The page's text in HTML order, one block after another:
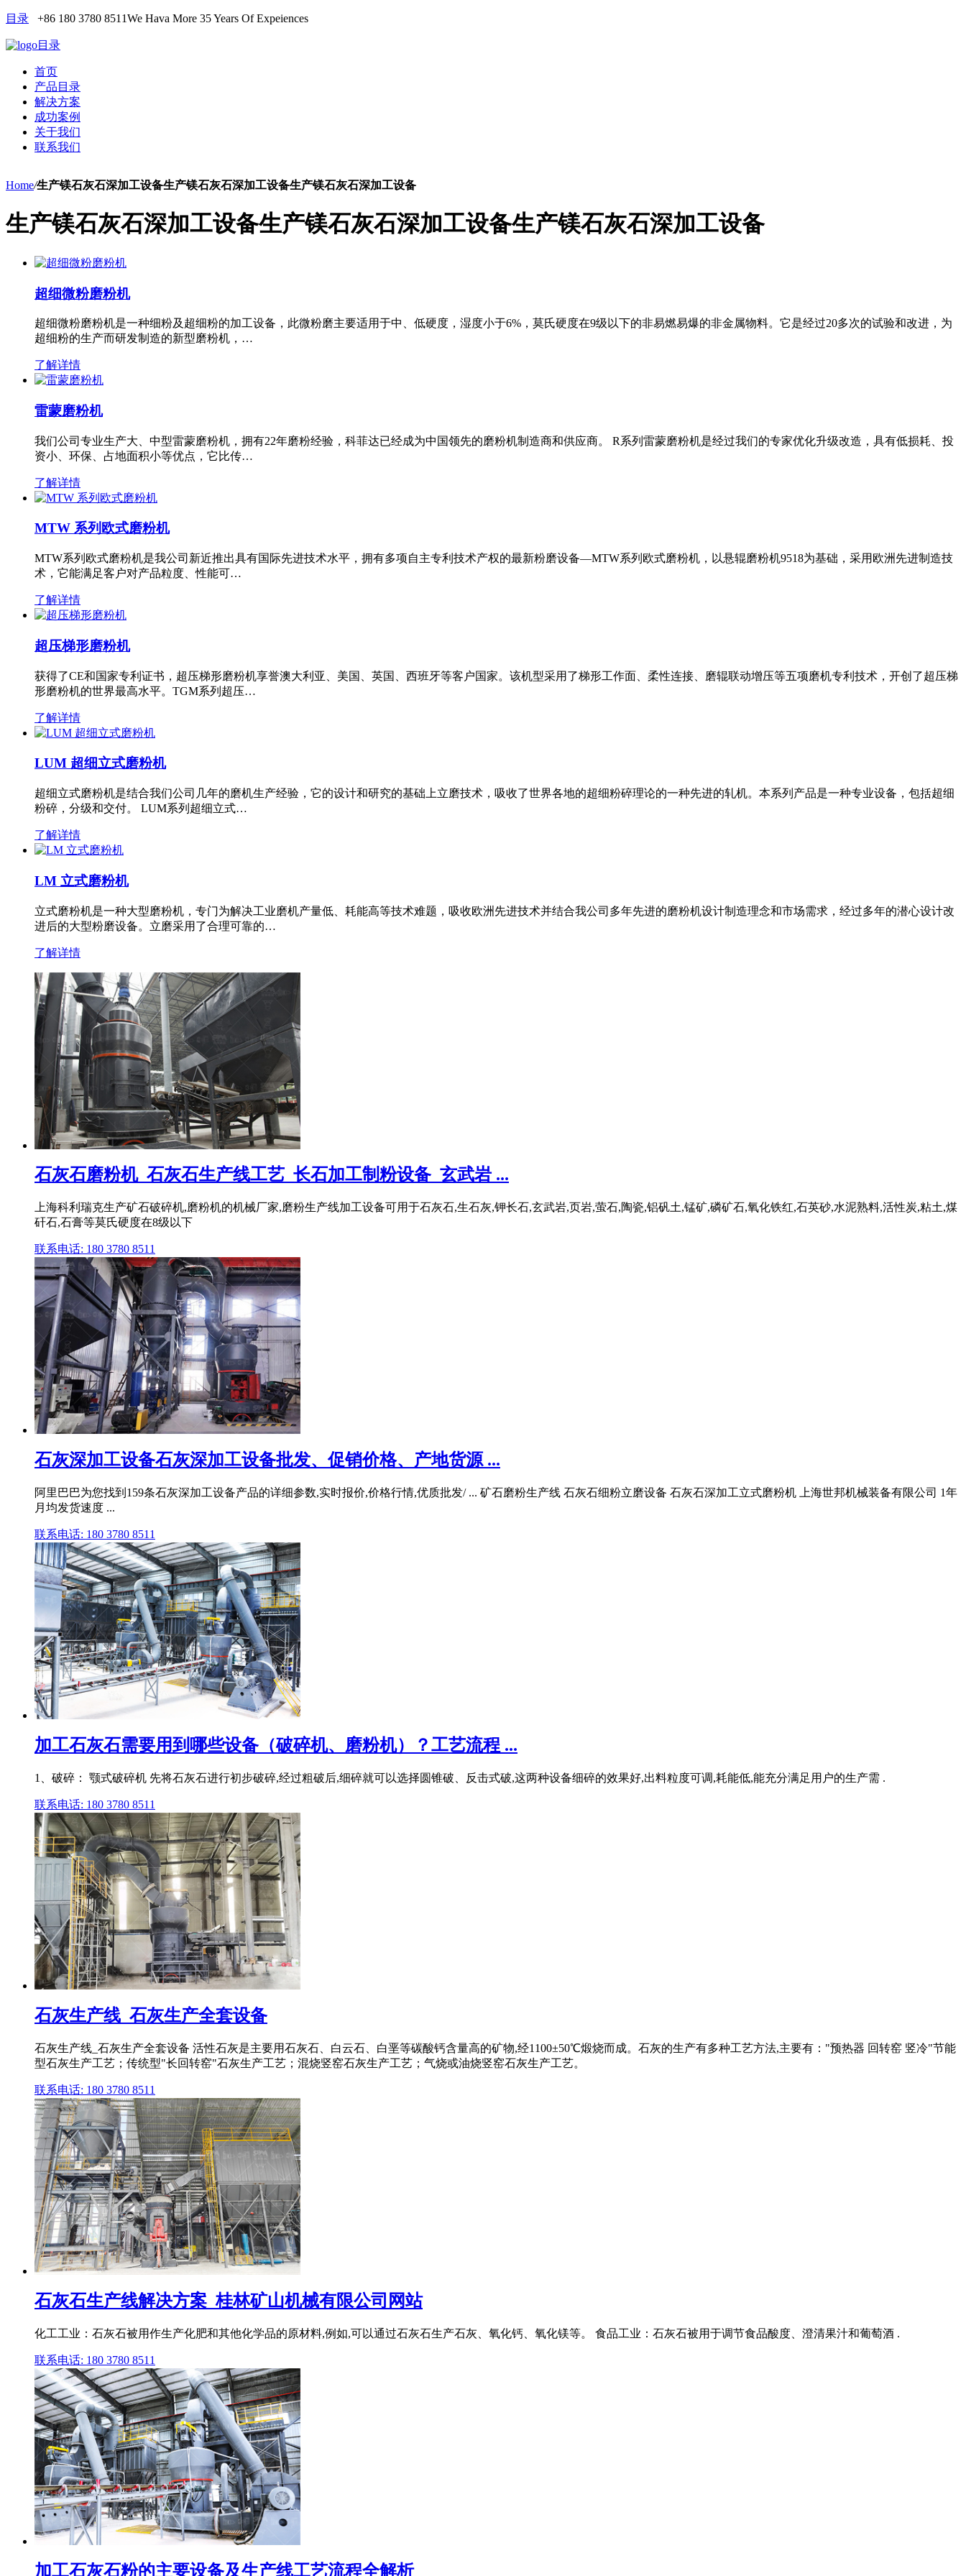
目录 +86 180 3780 8511We Hava More 35 Years Of Expeiences
目录
首页
产品目录
解决方案
成功案例
关于我们
联系我们
Home/生产镁石灰石深加工设备生产镁石灰石深加工设备生产镁石灰石深加工设备
生产镁石灰石深加工设备生产镁石灰石深加工设备生产镁石灰石深加工设备
超细微粉磨粉机
超细微粉磨粉机是一种细粉及超细粉的加工设备，此微粉磨主要适用于中、低硬度，湿度小于6%，莫氏硬度在9级以下的非易燃易爆的非金属物料。它是经过20多次的试验和改进，为
超细粉的生产而研发制造的新型磨粉机，…
了解详情
雷蒙磨粉机
我们公司专业生产大、中型雷蒙磨粉机，拥有22年磨粉经验，科菲达已经成为中国领先的磨粉机制造商和供应商。 R系列雷蒙磨粉机是经过我们的专家优化升级改造，具有低损耗、投
资小、环保、占地面积小等优点，它比传…
了解详情
MTW 系列欧式磨粉机
MTW系列欧式磨粉机是我公司新近推出具有国际先进技术水平，拥有多项自主专利技术产权的最新粉磨设备—MTW系列欧式磨粉机，以悬辊磨粉机9518为基础，采用欧洲先进制造技
术，它能满足客户对产品粒度、性能可…
了解详情
超压梯形磨粉机
获得了CE和国家专利证书，超压梯形磨粉机享誉澳大利亚、美国、英国、西班牙等客户国家。该机型采用了梯形工作面、柔性连接、磨辊联动增压等五项磨机专利技术，开创了超压梯
形磨粉机的世界最高水平。TGM系列超压…
了解详情
LUM 超细立式磨粉机
超细立式磨粉机是结合我们公司几年的磨机生产经验，它的设计和研究的基础上立磨技术，吸收了世界各地的超细粉碎理论的一种先进的轧机。本系列产品是一种专业设备，包括超细
粉碎，分级和交付。 LUM系列超细立式…
了解详情
LM 立式磨粉机
立式磨粉机是一种大型磨粉机，专门为解决工业磨机产量低、耗能高等技术难题，吸收欧洲先进技术并结合我公司多年先进的磨粉机设计制造理念和市场需求，经过多年的潜心设计改
进后的大型粉磨设备。立磨采用了合理可靠的…
了解详情
石灰石磨粉机_石灰石生产线工艺_长石加工制粉设备_玄武岩 ...
上海科利瑞克生产矿石破碎机,磨粉机的机械厂家,磨粉生产线加工设备可用于石灰石,生石灰,钾长石,玄武岩,页岩,萤石,陶瓷,铝矾土,锰矿,磷矿石,氧化铁红,石英砂,水泥熟料,活性炭,粘土,煤
矸石,石膏等莫氏硬度在8级以下
联系电话: 180 3780 8511
石灰深加工设备石灰深加工设备批发、促销价格、产地货源 ...
阿里巴巴为您找到159条石灰深加工设备产品的详细参数,实时报价,价格行情,优质批发/ ... 矿石磨粉生产线 石灰石细粉立磨设备 石灰石深加工立式磨粉机 上海世邦机械装备有限公司 1年
月均发货速度 ...
联系电话: 180 3780 8511
加工石灰石需要用到哪些设备（破碎机、磨粉机）？工艺流程 ...
1、破碎： 颚式破碎机 先将石灰石进行初步破碎,经过粗破后,细碎就可以选择圆锥破、反击式破,这两种设备细碎的效果好,出料粒度可调,耗能低,能充分满足用户的生产需 .
联系电话: 180 3780 8511
石灰生产线_石灰生产全套设备
石灰生产线_石灰生产全套设备 活性石灰是主要用石灰石、白云石、白垩等碳酸钙含量高的矿物,经1100±50℃煅烧而成。石灰的生产有多种工艺方法,主要有："预热器 回转窑 竖冷"节能
型石灰生产工艺；传统型"长回转窑"石灰生产工艺；混烧竖窑石灰生产工艺；气烧或油烧竖窑石灰生产工艺。
联系电话: 180 3780 8511
石灰石生产线解决方案_桂林矿山机械有限公司网站
化工工业：石灰石被用作生产化肥和其他化学品的原材料,例如,可以通过石灰石生产石灰、氧化钙、氧化镁等。 食品工业：石灰石被用于调节食品酸度、澄清果汁和葡萄酒 .
联系电话: 180 3780 8511
加工石灰石粉的主要设备及生产线工艺流程全解析